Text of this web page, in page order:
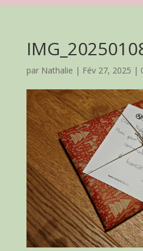
par Nathalie | Fév 27, 2025 |